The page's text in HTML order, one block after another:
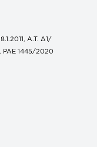
Α.Τ. Δ1/
ΡΑΕ 1445/2020